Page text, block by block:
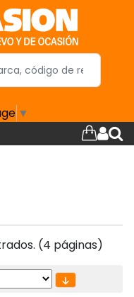
▼
(4 páginas)